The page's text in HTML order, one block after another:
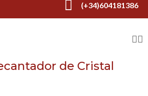
(+34)604181386
de Cristal